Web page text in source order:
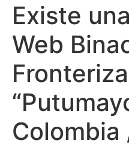
Existe
Web
Fronteriza
Colombia